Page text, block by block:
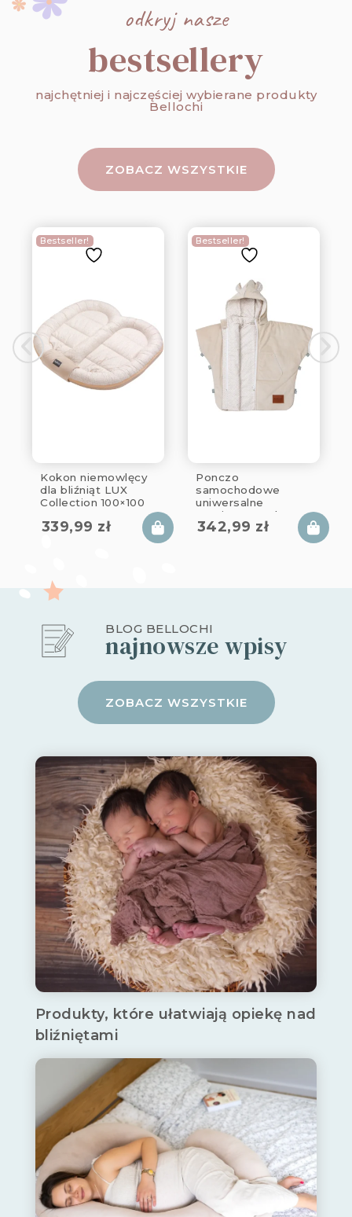
odkryj nasze
bestsellery
najchętniej i najczęściej wybierane produkty
Bellochi
ZOBACZ WSZYSTKIE
Bestseller!
Kokon niemowlęcy
dla bliźniąt LUX
Collection 100×100
339,99 zł
Bestseller!
Ponczo
samochodowe
uniwersalne
rozpinane 1-6 lat
LUX Collection
342,99 zł
BLOG BELLOCHI
najnowsze wpisy
ZOBACZ WSZYSTKIE
Produkty, które ułatwiają opiekę nad
bliźniętami